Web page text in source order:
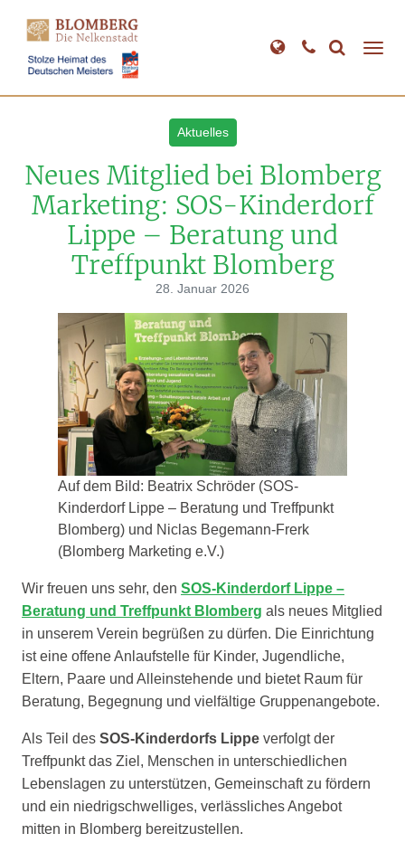
Inhalt
Aktuelles
Neues Mitglied bei Blomberg
Marketing: SOS-Kinderdorf
Lippe – Beratung und
Treffpunkt Blomberg
28. Januar 2026
Auf dem Bild: Beatrix Schröder (SOS-
Kinderdorf Lippe – Beratung und Treffpunkt
Blomberg) und Niclas Begemann-Frerk
(Blomberg Marketing e.V.)
Wir freuen uns sehr, den SOS-Kinderdorf Lippe –
Beratung und Treffpunkt Blomberg als neues Mitglied
in unserem Verein begrüßen zu dürfen. Die Einrichtung
ist eine offene Anlaufstelle für Kinder, Jugendliche,
Eltern, Paare und Alleinstehende und bietet Raum für
Beratung, Begegnung und vielfältige Gruppenangebote.
Als Teil des SOS-Kinderdorfs Lippe verfolgt der
Treffpunkt das Ziel, Menschen in unterschiedlichen
Lebenslagen zu unterstützen, Gemeinschaft zu fördern
und ein niedrigschwelliges, verlässliches Angebot
mitten in Blomberg bereitzustellen.